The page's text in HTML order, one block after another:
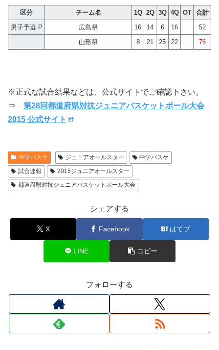
区分 チーム名 1Q 2Q 3Q 4Q OT
合計
男子予選 P
広島県 16 14 6 16
52
山形県
8 21 25 22 76
※正式な試合結果などは、公式サイトでご確認下さい。
⇒ 第28回都道府県対抗ジュニアバスケットボール大会
2015 公式サイト
中学バスケ ジュニアオールスター
中学バスケ
試合速報
2015ジュニアオールスター
都道府県対抗ジュニアバスケットボール大会
シェアする
X Facebook はてブ
LINE コピー
フォローする